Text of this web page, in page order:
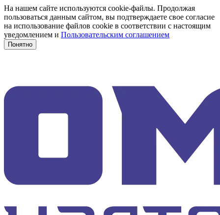
На нашем сайте используются cookie-файлы. Продолжая
пользоваться данным сайтом, вы подтверждаете свое согласие
на использование файлов cookie в соответствии с настоящим
уведомлением и Пользовательским соглашением
Понятно